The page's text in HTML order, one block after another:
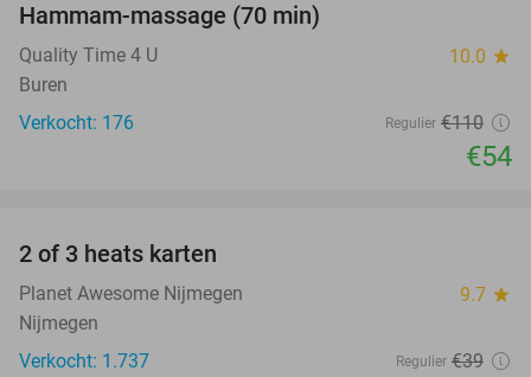
Hammam-massage (70 min)
Quality Time 4 U 10.0 star
Buren
Verkocht: 176
Regulier €110
€54
2 of 3 heats karten
Planet Awesome Nijmegen 9.7 star
Nijmegen
Verkocht: 1.737
Regulier €39